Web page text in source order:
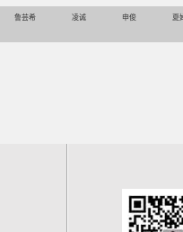
鲁芸希 凌诚 申俊 夏